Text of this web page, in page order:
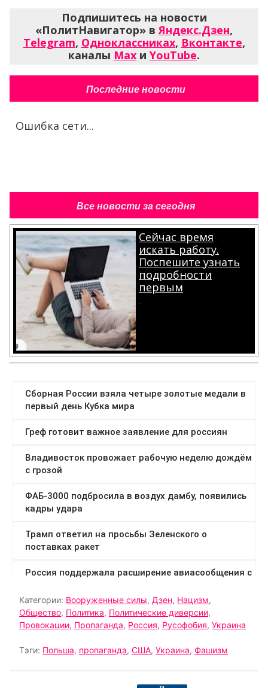
Подпишитесь на новости
«ПолитНавигатор» в Яндекс.Дзен,
Telegram, Одноклассниках, Вконтакте,
каналы Max и YouTube.
Последние новости
Ошибка сети...
Все новости за сегодня
Сейчас время
искать работу.
Поспешите узнать
подробности
первым
.
Категории: Вооруженные силы, Дзен, Нацизм,
Общество, Политика, Политические диверсии,
Провокации, Пропаганда, Россия, Русофобия, Украина
Тэги: Польша, пропаганда, США, Украина, Фашизм